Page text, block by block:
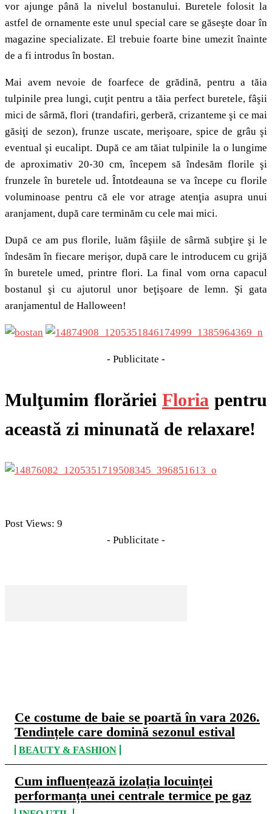
Ce costume de baie se poartă în vara 2026.
Tendințele care domină sezonul estival
BEAUTY & FASHION
Cum influențează izolația locuinței
performanța unei centrale termice pe gaz
vor ajunge până la nivelul bostanului. Buretele folosit la
astfel de ornamente este unul special care se găseşte doar în
magazine specializate. El trebuie foarte bine umezit înainte
de a fi introdus în bostan.
Mai avem nevoie de foarfece de grădină, pentru a tăia
tulpinile prea lungi, cuţit pentru a tăia perfect buretele, fâşii
mici de sârmă, flori (trandafiri, gerberă, crizanteme şi ce mai
găsiţi de sezon), frunze uscate, merişoare, spice de grâu şi
eventual şi eucalipt. După ce am tăiat tulpinile la o lungime
de aproximativ 20-30 cm, începem să îndesăm florile şi
frunzele în buretele ud. Întotdeauna se va începe cu florile
voluminoase pentru că ele vor atrage atenţia asupra unui
aranjament, după care terminăm cu cele mai mici.
După ce am pus florile, luăm fâşiile de sârmă subţire şi le
îndesăm în fiecare merişor, după care le introducem cu grijă
în buretele umed, printre flori. La final vom orna capacul
bostanul şi cu ajutorul unor beţişoare de lemn. Şi gata
aranjamentul de Halloween!
- Publicitate -
Mulţumim florăriei Floria pentru
această zi minunată de relaxare!
Post Views: 9
- Publicitate -